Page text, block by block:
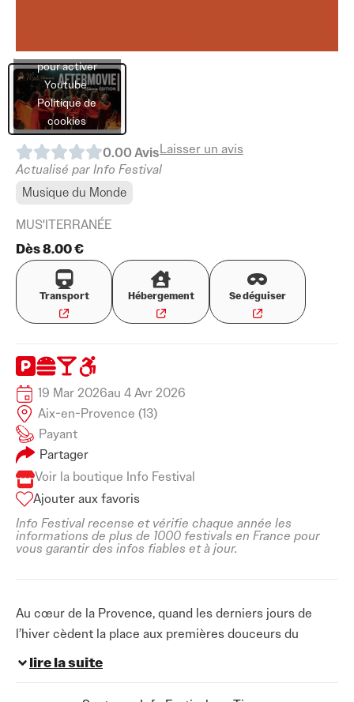
« J’accepte »
pour activer
Youtube
Politique de
cookies
J’accepte 0.00AvisLaisser un avis
Actualisé par Info Festival
Musique du Monde
MUS'ITERRANÉE
Dès 8.00 €
Transport Hébergement Se déguiser
19 Mar 2026au 4 Avr 2026
Aix-en-Provence (13)
Payant
Partager
Voir la boutique Info Festival
Ajouter aux favoris
Info Festival recense et vérifie chaque année les
informations de plus de 1000 festivals en France pour
vous garantir des infos fiables et à jour.
Au cœur de la Provence, quand les derniers jours de
l’hiver cèdent la place aux premières douceurs du
printemps, un rendez-vous musical d’exception prend
possession d’Aix-en-Provence. Du 19 mars au 4 avril
festival de musique à Aix-en-Provence
lire la suite